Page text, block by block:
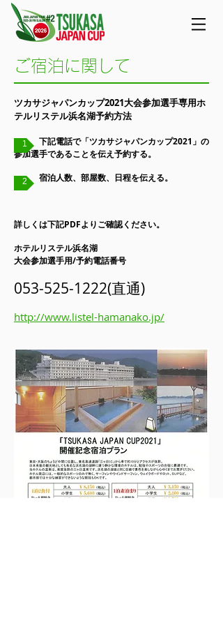
ご宿泊に関して
ツカサジャパンカップ2021大会参加選手専用ホ
テルリステル浜名湖予約方法
​ 下記電話で「ツカサジャパンカップ2021」の
参加選手であることを伝え予約する。
宿泊人数、部屋数、日程を伝える。
​詳しくは下記PDFよりご確認ください。
ホテルリステル浜名湖
大会参加選手用/予約電話番号
053-525-1222(直通)
http://www.listel-hamanako.jp/
1
2